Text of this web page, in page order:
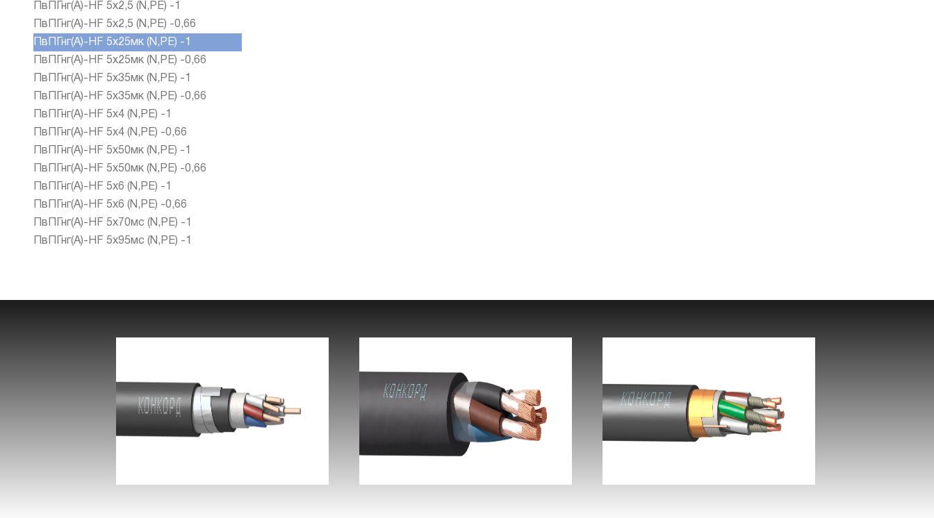
ПвПГнг(А)-HF 5х2,5 (N,PE) -1
ПвПГнг(А)-HF 5х2,5 (N,PE) -0,66
ПвПГнг(А)-HF 5х25мк (N,PE) -1
ПвПГнг(А)-HF 5х25мк (N,PE) -0,66
ПвПГнг(А)-HF 5х35мк (N,PE) -1
ПвПГнг(А)-HF 5х35мк (N,PE) -0,66
ПвПГнг(А)-HF 5х4 (N,PE) -1
ПвПГнг(А)-HF 5х4 (N,PE) -0,66
ПвПГнг(А)-HF 5х50мк (N,PE) -1
ПвПГнг(А)-HF 5х50мк (N,PE) -0,66
ПвПГнг(А)-HF 5х6 (N,PE) -1
ПвПГнг(А)-HF 5х6 (N,PE) -0,66
ПвПГнг(А)-HF 5х70мс (N,PE) -1
ПвПГнг(А)-HF 5х95мс (N,PE) -1